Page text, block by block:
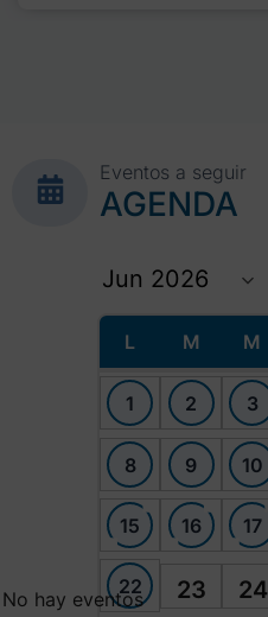
Eventos a seguir
AGENDA
L M M
1 2 3
8 9 10
15 16 17
22 23 24
No hay eventos